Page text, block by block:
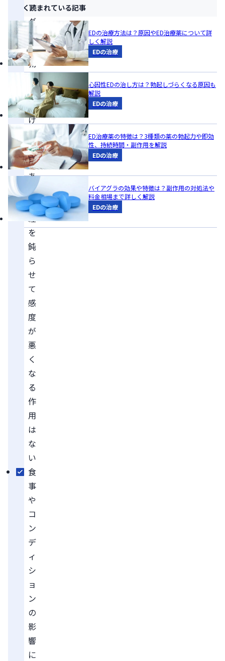
ア
グ
ラ
は
勃
起
を
助
け
る
薬
で
あ
り
神
経
を
鈍
ら
せ
て
感
度
が
悪
く
な
る
作
用
は
な
い
食
事
や
コ
ン
デ
ィ
シ
ョ
ン
の
影
響
に
よく読まれている記事
EDの治療方法は？原因やED治療薬について詳
しく解説
EDの治療
心因性EDの治し方は？勃起しづらくなる原因も
解説
EDの治療
ED治療薬の特徴は？3種類の薬の勃起力や即効
性、持続時間・副作用を解説
EDの治療
バイアグラの効果や特徴は？副作用の対処法や
料金相場まで詳しく解説
EDの治療